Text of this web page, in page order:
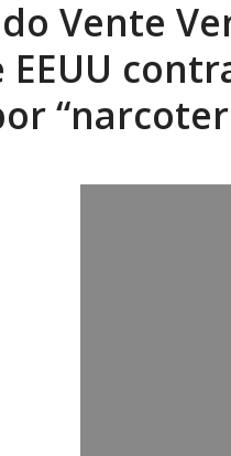
PROTEGES TU? Por:
Vente
EEUU